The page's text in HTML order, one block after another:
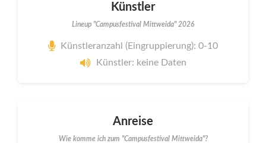
Künstler
Lineup "Campusfestival Mittweida" 2026
Künstleranzahl (Eingruppierung): 0-10
Künstler: keine Daten
Anreise
Wie komme ich zum "Campusfestival Mittweida"?